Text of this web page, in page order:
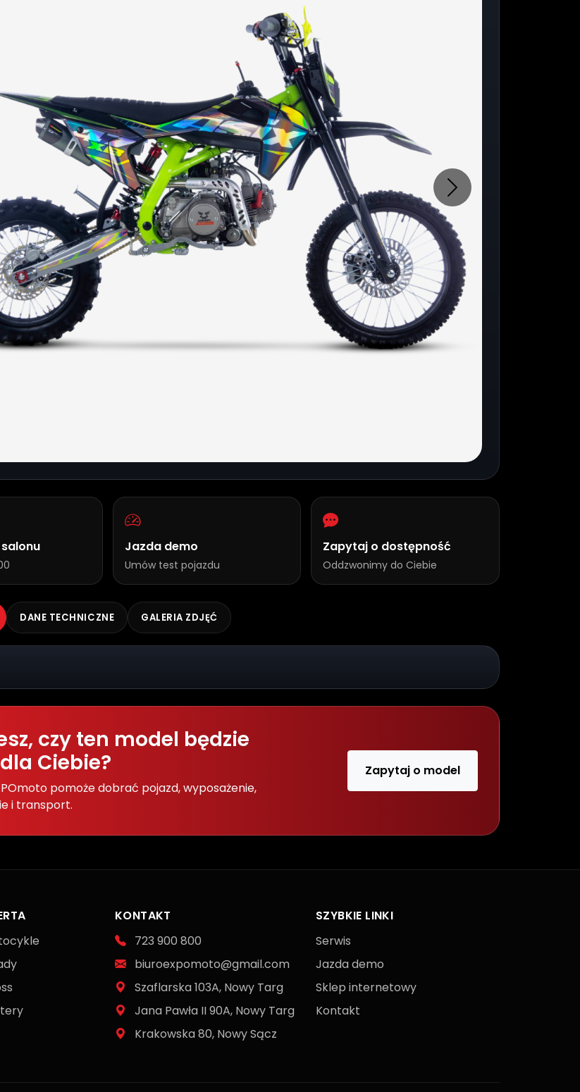
Następne
Jazda demo
Umów test pojazdu
Zapytaj o dostępność
Oddzwonimy do Ciebie
DANE TECHNICZNE GALERIA ZDJĘĆ
czy ten model będzie
Ciebie?
pomoże dobrać pojazd, wyposażenie,
i transport.
Zapytaj o model
KONTAKT
723 900 800
biuroexpomoto@gmail.com
Szaflarska 103A, Nowy Targ
Jana Pawła II 90A, Nowy Targ
Krakowska 80, Nowy Sącz
SZYBKIE LINKI
Serwis
Jazda demo
Sklep internetowy
Kontakt